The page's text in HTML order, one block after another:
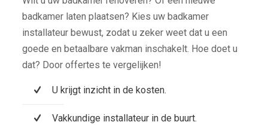
badkamer laten plaatsen? Kies uw badkamer
installateur bewust, zodat u zeker weet dat u een
goede en betaalbare vakman inschakelt. Hoe doet u
dat? Door offertes te vergelijken!
U krijgt inzicht in de kosten.
Vakkundige installateur in de buurt.